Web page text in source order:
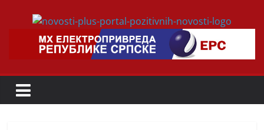
Novosti
Plus
P